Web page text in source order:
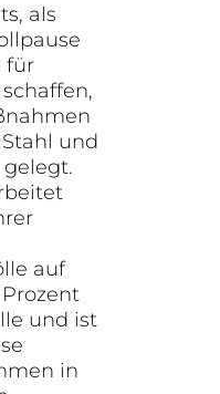
als
für
und
auf
und ist
in